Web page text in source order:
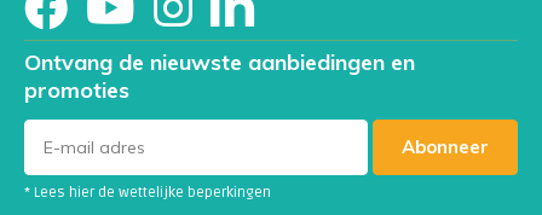
Ontvang de nieuwste aanbiedingen en
promoties
Abonneer
* Lees hier de wettelijke beperkingen